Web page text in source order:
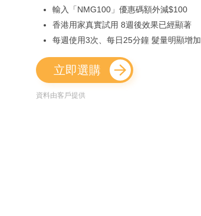
輸入「NMG100」優惠碼額外減$100
香港用家真實試用 8週後效果已經顯著
每週使用3次、每日25分鐘 髮量明顯增加
立即選購
資料由客戶提供